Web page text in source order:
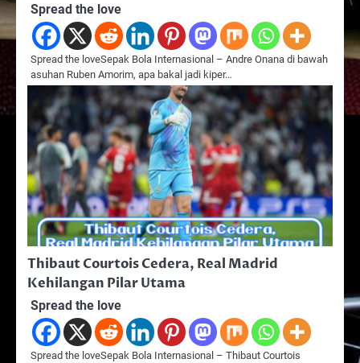
Spread the love
Spread the loveSepak Bola Internasional – Andre Onana di bawah
asuhan Ruben Amorim, apa bakal jadi kiper…
Thibaut Courtois Cedera, Real Madrid
Kehilangan Pilar Utama
Spread the love
Spread the loveSepak Bola Internasional – Thibaut Courtois